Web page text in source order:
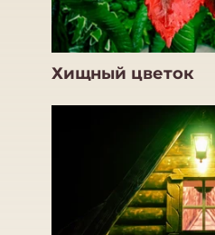
Хищный цветок